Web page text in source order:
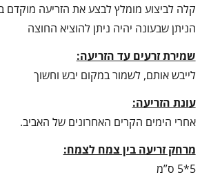
קלה לביצוע מומלץ לבצע את הזריעה מוקדם
הניתן שבעונה יהיה ניתן להוציא החוצה
שמירת זרעים עד הזריעה:
לייבש אותם, לשמור במקום יבש וחשוך
עונת הזריעה:
אחרי הימים הקרים האחרונים של האביב.
מרחק זריעה בין צמח לצמח:
5*5 ס”מ